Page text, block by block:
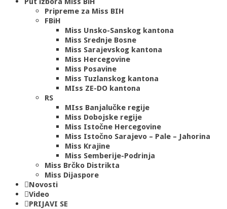
Pripreme za Miss BIH
FBiH
Miss Unsko-Sanskog kantona
Miss Srednje Bosne
Miss Sarajevskog kantona
Miss Hercegovine
Miss Posavine
Miss Tuzlanskog kantona
MIss ZE-DO kantona
RS
MIss Banjalučke regije
Miss Dobojske regije
Miss Istočne Hercegovine
Miss Istočno Sarajevo – Pale – Jahorina
Miss Krajine
Miss Semberije-Podrinja
Miss Brčko Distrikta
Miss Dijaspore
Novosti
Video
PRIJAVI SE